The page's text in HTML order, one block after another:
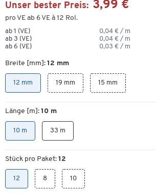
Unser bester Preis: 3,99 €
pro VE ab 6 VE à 12 Rol.
ab 1 (VE) 0,04 € / m
ab 3 (VE)
0,04 € / m
ab 6 (VE)
0,03 € / m
Breite [mm]: 12 mm
12 mm 19 mm 15 mm
Länge [m]: 10 m
10 m 33 m
Stück pro Paket: 12
12 8 10